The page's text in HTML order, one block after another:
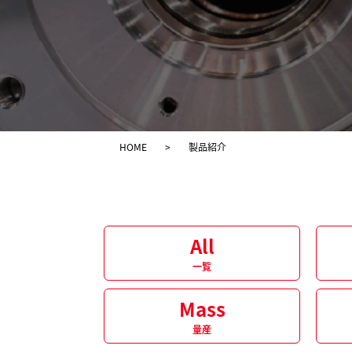
HOME > 製品紹介
All
一覧
Mass
量産